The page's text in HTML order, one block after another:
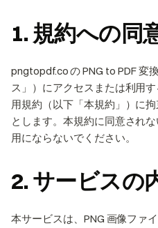
1. 規約への同
pngtopdf.co の PNG to PDF 変
ス」）にアクセスまたは利用
用規約（以下「本規約」）に
とします。本規約に同意され
用にならないでください。
2. サービスの
本サービスは、PNG 画像ファ